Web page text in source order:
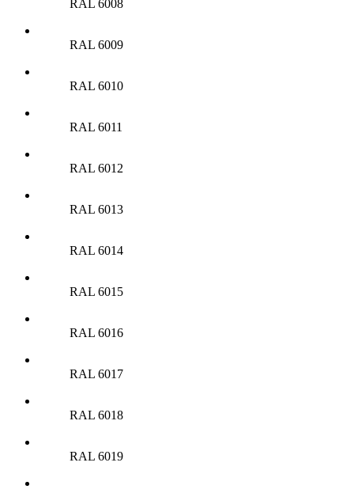
RAL 6008
RAL 6009
RAL 6010
RAL 6011
RAL 6012
RAL 6013
RAL 6014
RAL 6015
RAL 6016
RAL 6017
RAL 6018
RAL 6019